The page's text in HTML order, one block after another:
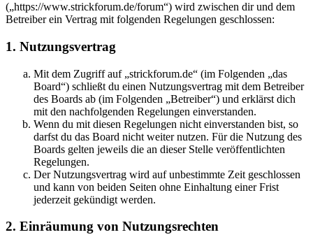
(„https://www.strickforum.de/forum“) wird zwischen dir und dem
Betreiber ein Vertrag mit folgenden Regelungen geschlossen:
1. Nutzungsvertrag
Mit dem Zugriff auf „strickforum.de“ (im Folgenden „das
Board“) schließt du einen Nutzungsvertrag mit dem Betreiber
des Boards ab (im Folgenden „Betreiber“) und erklärst dich
mit den nachfolgenden Regelungen einverstanden.
Wenn du mit diesen Regelungen nicht einverstanden bist, so
darfst du das Board nicht weiter nutzen. Für die Nutzung des
Boards gelten jeweils die an dieser Stelle veröffentlichten
Regelungen.
Der Nutzungsvertrag wird auf unbestimmte Zeit geschlossen
und kann von beiden Seiten ohne Einhaltung einer Frist
jederzeit gekündigt werden.
2. Einräumung von Nutzungsrechten